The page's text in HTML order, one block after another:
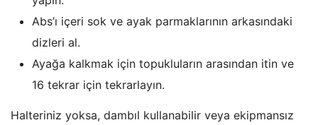
Abs’ı içeri sok ve ayak parmaklarının arkasındaki
dizleri al.
Ayağa kalkmak için topukluların arasından itin ve
16 tekrar için tekrarlayın.
Halteriniz yoksa, dambıl kullanabilir veya ekipmansız